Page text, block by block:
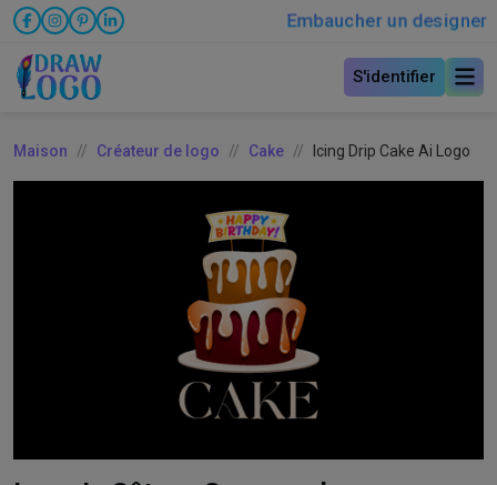
Embaucher un designer
S'identifier
Maison Créateur de logo Cake Icing Drip Cake Ai Logo